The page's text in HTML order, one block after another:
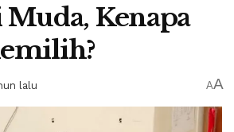
Muda, Kenapa
lalu AA